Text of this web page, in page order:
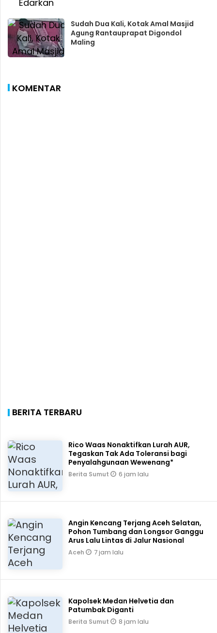
Sudah Dua Kali, Kotak Amal Masjid
Agung Rantauprapat Digondol
Maling
KOMENTAR
BERITA TERBARU
Rico Waas Nonaktifkan Lurah AUR,
Tegaskan Tak Ada Toleransi bagi
Penyalahgunaan Wewenang*
Berita Sumut 6 jam lalu
Angin Kencang Terjang Aceh Selatan,
Pohon Tumbang dan Longsor Ganggu
Arus Lalu Lintas di Jalur Nasional
Aceh 7 jam lalu
Kapolsek Medan Helvetia dan
Patumbak Diganti
Berita Sumut 8 jam lalu